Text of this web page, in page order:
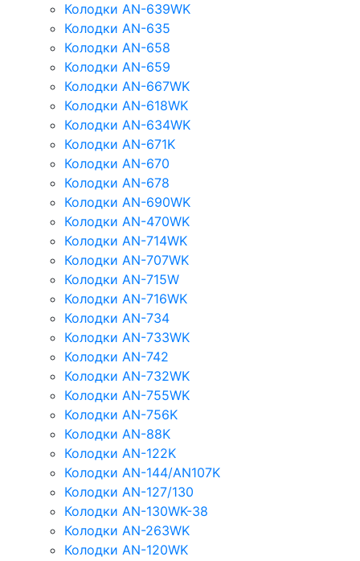
Колодки AN-639WK
Колодки AN-635
Колодки AN-658
Колодки AN-659
Колодки AN-667WK
Колодки AN-618WK
Колодки AN-634WK
Колодки AN-671K
Колодки AN-670
Колодки AN-678
Колодки AN-690WK
Колодки AN-470WK
Колодки AN-714WK
Колодки AN-707WK
Колодки AN-715W
Колодки AN-716WK
Колодки AN-734
Колодки AN-733WK
Колодки AN-742
Колодки AN-732WK
Колодки AN-755WK
Колодки AN-756K
Колодки AN-88K
Колодки AN-122K
Колодки AN-144/AN107K
Колодки AN-127/130
Колодки AN-130WK-38
Колодки AN-263WK
Колодки AN-120WK